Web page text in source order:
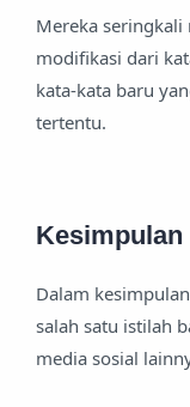
Mereka
modifikasi dari
kata-kata baru
tertentu.
Kesimpulan
Dalam
salah satu istilah
media sosial